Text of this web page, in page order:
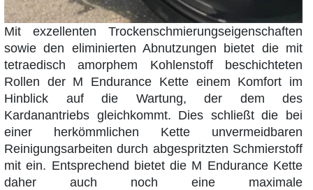
Mit exzellenten Trockenschmierungseigenschaften
sowie den eliminierten Abnutzungen bietet die mit
tetraedisch amorphem Kohlenstoff beschichteten
Rollen der M Endurance Kette einem Komfort im
Hinblick auf die Wartung, der dem des
Kardanantriebs gleichkommt. Dies schließt die bei
einer herkömmlichen Kette unvermeidbaren
Reinigungsarbeiten durch abgespritzten Schmierstoff
mit ein. Entsprechend bietet die M Endurance Kette
daher auch noch eine maximale